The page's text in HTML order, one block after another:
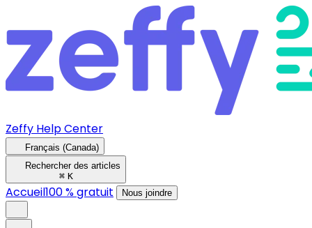
Zeffy Help Center
Français (Canada)
Rechercher des articles
⌘ K
Accueil100 % gratuit Nous joindre